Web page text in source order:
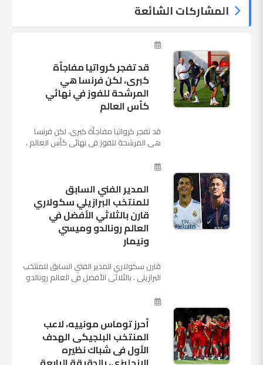
المشاركات الشائعة
قد تفجر كرواتيا مفاجأة
كبرى، لكن فرنسا هي
المرشحة للفوز في نهائي
كأس العالم
قد تفجر كرواتيا مفاجأة كبرى، لكن فرنسا
هي المرشحة للفوز في نهائي كأس العالم ،
الروسية في يوم شديد الح...
المدير الفني السابق
للمنتخب البرازيلي سكولاري
قارن بالثلاثي الأفضل في
العالم رونالدو وميسي
ونيمار
قارن سكولاري المدير الفني السابق للمنتخب
البرازيلي ، بالثلاثي الأفضل في العالم رونالدو
نجم ...
أحرز توماس مونييه، لاعب
المنتخب البلجيكى الهدف
الأول فى شباك نظيره